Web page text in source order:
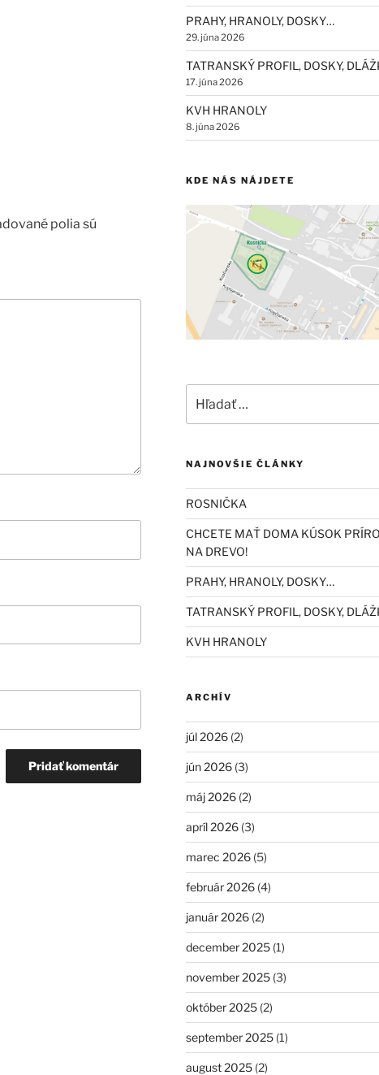
polia sú
PRAHY, HRANOLY, DOSKY…
29. júna 2026
TATRANSKÝ PROFIL, DOSKY,
17. júna 2026
KVH HRANOLY
8. júna 2026
KDE NÁS NÁJDETE
NAJNOVŠIE ČLÁNKY
ROSNIČKA
CHCETE MAŤ DOMA KÚSOK
NA DREVO!
PRAHY, HRANOLY, DOSKY…
TATRANSKÝ PROFIL, DOSKY,
KVH HRANOLY
ARCHÍV
júl 2026(2)
jún 2026(3)
máj 2026(2)
apríl 2026(3)
marec 2026(5)
február 2026(4)
január 2026(2)
december 2025(1)
november 2025(3)
október 2025(2)
september 2025(1)
august 2025(2)